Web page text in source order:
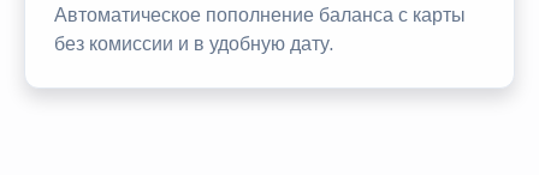
Автоматическое пополнение баланса с карты
без комиссии и в удобную дату.